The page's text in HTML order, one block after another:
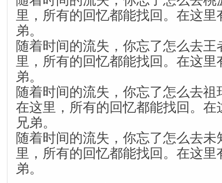
里，所有的回忆都能找回。在这里
弟。
随着时间的流失，你忘了怎么去
里，所有的回忆都能找回。在这里
弟。
随着时间的流失，你忘了怎么去
在这里，所有的回忆都能找回。在
兄弟。
随着时间的流失，你忘了怎么去
里，所有的回忆都能找回。在这里
弟。